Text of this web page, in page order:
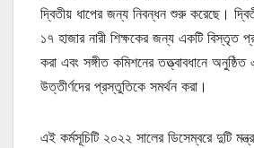
দ্বিতীয় ধাপের জন্য নিবন্ধন শুরু করেছে।
১৭ হাজার নারী শিক্ষকের জন্য একটি বিস্তৃত
করা এবং সঙ্গীত কমিশনের তত্ত্বাবধানে
উত্তীর্ণদের প্রস্তুতিকে সমর্থন করা।
এই কর্মসূচিটি ২০২২ সালের ডিসেম্বরে দুটি